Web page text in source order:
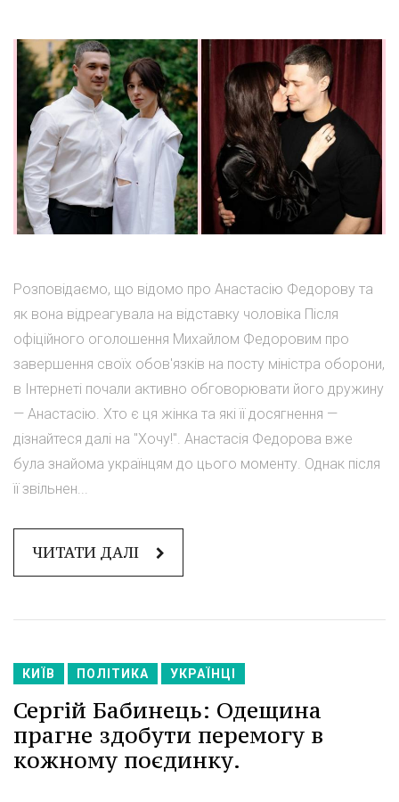
Розповідаємо, що відомо про Анастасію Федорову та
як вона відреагувала на відставку чоловіка Після
офіційного оголошення Михайлом Федоровим про
завершення своїх обов'язків на посту міністра оборони,
в Інтернеті почали активно обговорювати його дружину
— Анастасію. Хто є ця жінка та які її досягнення —
дізнайтеся далі на "Хочу!". Анастасія Федорова вже
була знайома українцям до цього моменту. Однак після
її звільнен...
ЧИТАТИ ДАЛІ
КИЇВ ПОЛІТИКА УКРАЇНЦІ
Сергій Бабинець: Одещина
прагне здобути перемогу в
кожному поєдинку.